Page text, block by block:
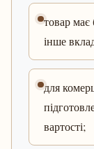
товар має
інше
для
вартості;